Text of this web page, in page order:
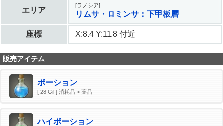
エリア
[ラノシア]
リムサ・ロミンサ：下甲板層
座標 X:8.4 Y:11.8 付近
販売アイテム
ポーション
[ 28 Gil ] 消耗品 > 薬品
ハイポーション